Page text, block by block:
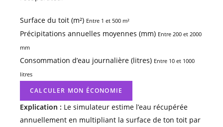
Surface du toit (m²) Entre 1 et 500 m²
Précipitations annuelles moyennes (mm) Entre 200 et 2000
mm
Consommation d’eau journalière (litres) Entre 10 et 1000
litres
CALCULER MON ÉCONOMIE
Explication : Le simulateur estime l’eau récupérée
annuellement en multipliant la surface de ton toit par